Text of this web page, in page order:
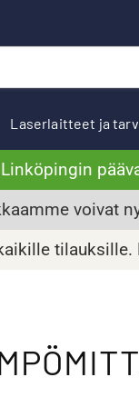
Laserlaitteet ja
Linköpingin
voivat